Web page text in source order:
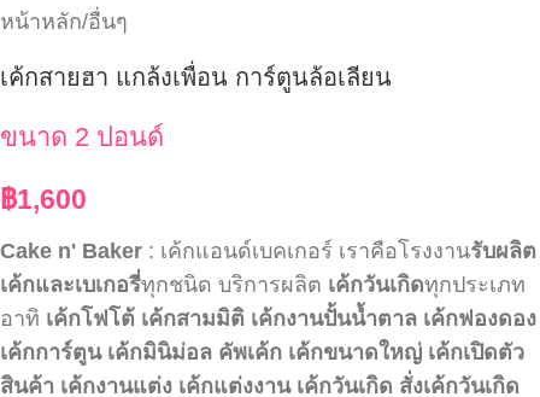
หน้าหลัก/อื่นๆ
เค้กสายฮา แกล้งเพื่อน การ์ตูนล้อเลียน
ขนาด 2 ปอนด์
฿1,600
Cake n' Baker : เค้กแอนด์เบคเกอร์ เราคือโรงงานรับผลิต
เค้กและเบเกอรี่ทุกชนิด บริการผลิต เค้กวันเกิดทุกประเภท
อาทิ เค้กโฟโต้ เค้กสามมิติ เค้กงานปั้นน้ำตาล เค้กฟองดอง
เค้กการ์ตูน เค้กมินิม่อล คัพเค้ก เค้กขนาดใหญ่ เค้กเปิดตัว
สินค้า เค้กงานแต่ง เค้กแต่งงาน เค้กวันเกิด สั่งเค้กวันเกิด